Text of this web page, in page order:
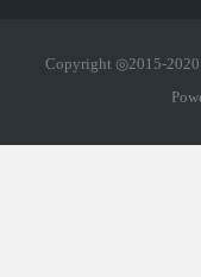
Copyright ◎2015-